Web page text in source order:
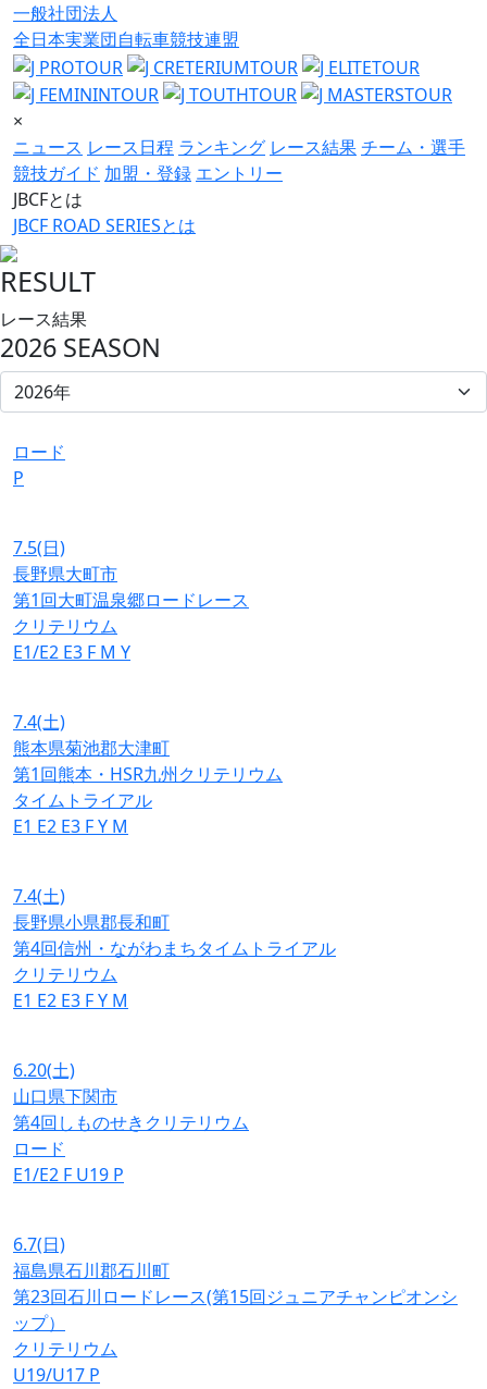
一般社団法人
全日本実業団自転車競技連盟
×
ニュース レース日程 ランキング レース結果チーム・選手
競技ガイド 加盟・登録 エントリー
JBCFとは
JBCF ROAD SERIESとは
RESULT
レース結果
2026 SEASON
ロード
P
7.5(日)
長野県大町市
第1回大町温泉郷ロードレース
クリテリウム
E1/E2 E3 F M Y
7.4(土)
熊本県菊池郡大津町
第1回熊本・HSR九州クリテリウム
タイムトライアル
E1 E2 E3 FY M
7.4(土)
長野県小県郡長和町
第4回信州・ながわまちタイムトライアル
クリテリウム
E1 E2 E3 FY M
6.20(土)
山口県下関市
第4回しものせきクリテリウム
ロード
E1/E2 F U19 P
6.7(日)
福島県石川郡石川町
第23回石川ロードレース(第15回ジュニアチャンピオンシ
ップ）
クリテリウム
U19/U17 P